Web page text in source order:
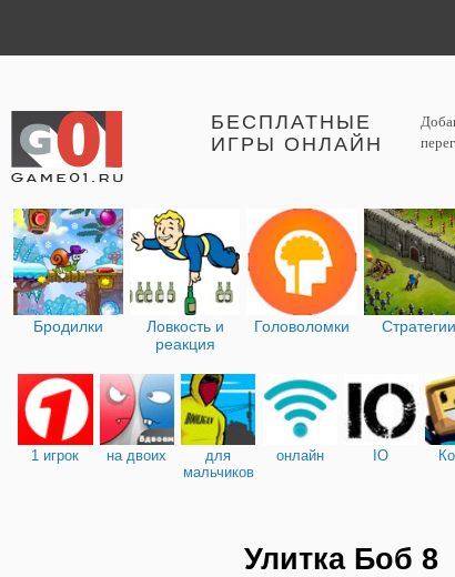
БЕСПЛАТНЫЕ
ИГРЫ ОНЛАЙН
Бродилки
Ловкость и
реакция
Головоломки Стратегии
1 игрок на двоих
для
мальчиков
онлайн IO
Улитка Боб 8